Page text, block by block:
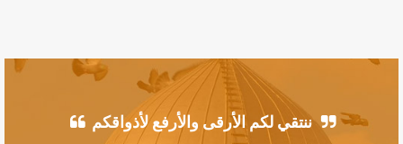
ننتقي لكم الأرقى والأرفع لأذواقكم